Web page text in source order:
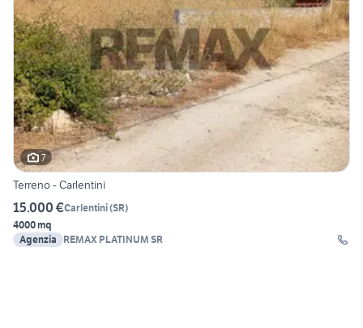
7
Terreno - Carlentini
15.000 €Carlentini(SR)
4000 mq
Agenzia
REMAX PLATINUM SR